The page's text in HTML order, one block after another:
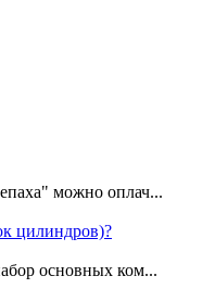
можно оплач...
цилиндров)?
основных ком...